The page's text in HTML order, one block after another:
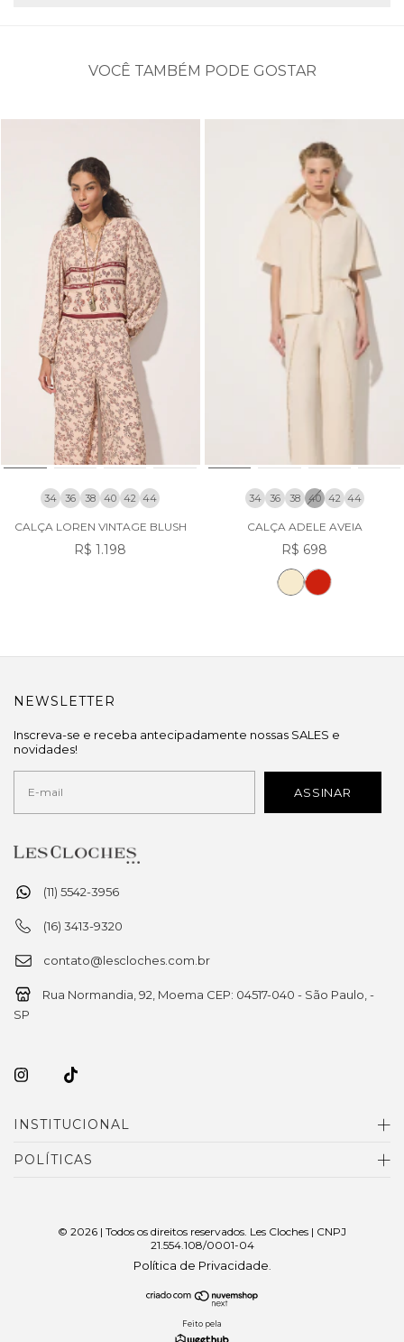
VOCÊ TAMBÉM PODE GOSTAR
34 36 38 40 42 44
CALÇA LOREN VINTAGE BLUSH
R$ 1.198
34 36 38 40 42 44
CALÇA ADELE AVEIA
R$ 698
(11) 5542-3956
(16) 3413-9320
contato@lescloches.com.br
Rua Normandia, 92, Moema CEP: 04517-040 - São Paulo, -
SP
INSTITUCIONAL
POLÍTICAS
NEWSLETTER
Inscreva-se e receba antecipadamente nossas SALES e
novidades!
© 2026 | Todos os direitos reservados. Les Cloches | CNPJ
21.554.108/0001-04
Política de Privacidade
Feito pela